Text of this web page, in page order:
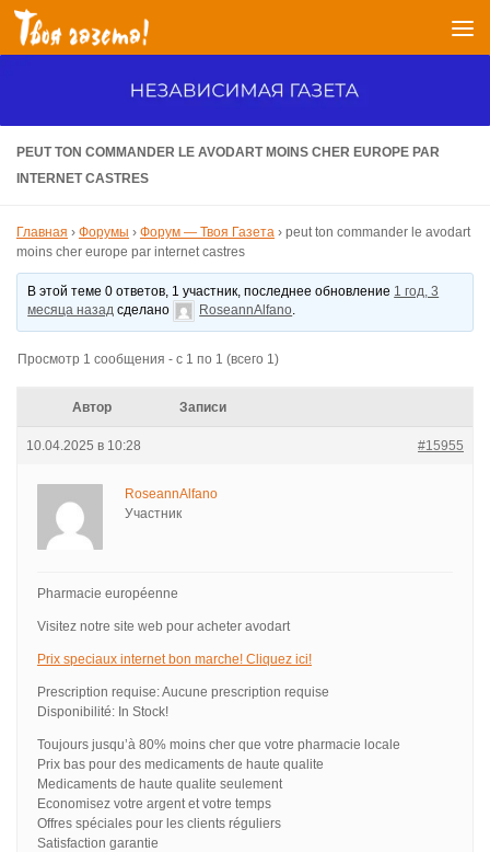
Перейти к содержимому
PEUT TON COMMANDER LE AVODART MOINS CHER EUROPE PAR
INTERNET CASTRES
Главная › Форумы › Форум — Твоя Газета › peut ton commander le avodart
moins cher europe par internet castres
В этой теме 0 ответов, 1 участник, последнее обновление 1 год, 3
месяца назад сделано RoseannAlfano.
Просмотр 1 сообщения - с 1 по 1 (всего 1)
Автор Записи
10.04.2025 в 10:28 #15955
RoseannAlfano
Участник
Pharmacie européenne
Visitez notre site web pour acheter avodart
Prix speciaux internet bon marche! Cliquez ici!
Prescription requise: Aucune prescription requise
Disponibilité: In Stock!
Toujours jusqu’à 80% moins cher que votre pharmacie locale
Prix bas pour des medicaments de haute qualite
Medicaments de haute qualite seulement
Economisez votre argent et votre temps
Offres spéciales pour les clients réguliers
Satisfaction garantie